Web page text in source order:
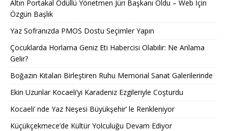
Altın Portakal Ödüllü Yönetmen Jüri Başkanı Oldu – Web İçin
Özgün Başlık
Yaz Sofranızda PMOS Dostu Seçimler Yapın
Çocuklarda Horlama Geniz Eti Habercisi Olabilir: Ne Anlama
Gelir?
Boğazın Kıtaları Birleştiren Ruhu Memorial Sanat Galerilerinde
Ekin Uzunlar Kocaeli’yi Karadeniz Ezgileriyle Coşturdu
Kocaeli’ nde Yaz Neşesi Büyükşehir’ le Renkleniyor
Küçükçekmece’de Kültür Yolculuğu Devam Ediyor